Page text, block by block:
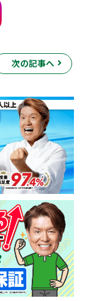
次の記事へ